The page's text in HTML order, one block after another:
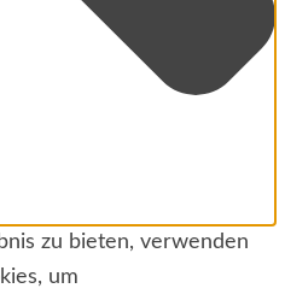
zu bieten, verwenden
um